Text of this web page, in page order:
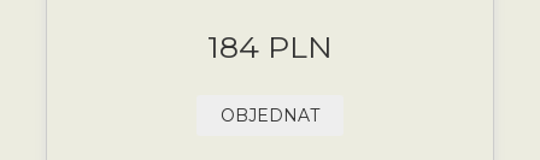
184 PLN
OBJEDNAT